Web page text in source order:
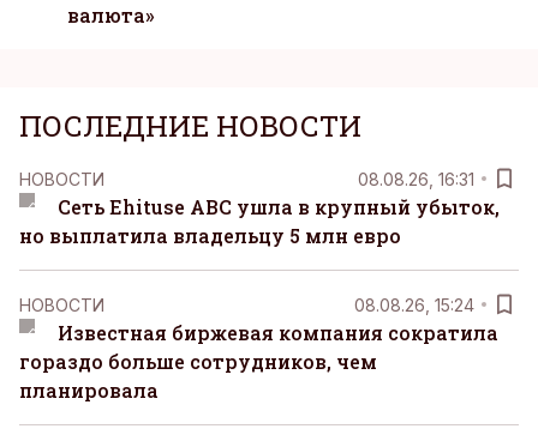
валюта»
ПОСЛЕДНИЕ НОВОСТИ
НОВОСТИ 08.08.26, 16:31
Сеть Ehituse ABC ушла в крупный убыток,
но выплатила владельцу 5 млн евро
НОВОСТИ 08.08.26, 15:24
Известная биржевая компания сократила
гораздо больше сотрудников, чем
планировала